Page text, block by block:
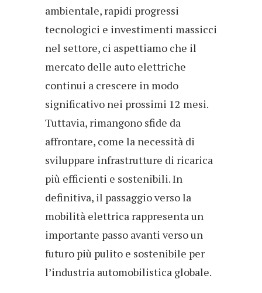
ambientale, rapidi progressi
tecnologici e investimenti massicci
nel settore, ci aspettiamo che il
mercato delle auto elettriche
continui a crescere in modo
significativo nei prossimi 12 mesi.
Tuttavia, rimangono sfide da
affrontare, come la necessità di
sviluppare infrastrutture di ricarica
più efficienti e sostenibili. In
definitiva, il passaggio verso la
mobilità elettrica rappresenta un
importante passo avanti verso un
futuro più pulito e sostenibile per
l’industria automobilistica globale.